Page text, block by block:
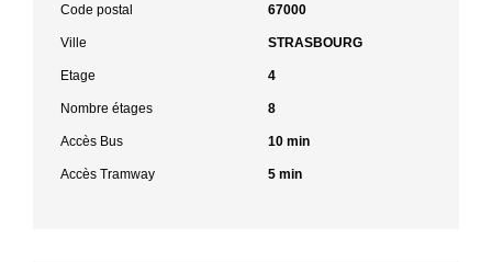
Code postal 67000
Ville STRASBOURG
Etage 4
Nombre étages 8
Accès Bus 10 min
Accès Tramway 5 min